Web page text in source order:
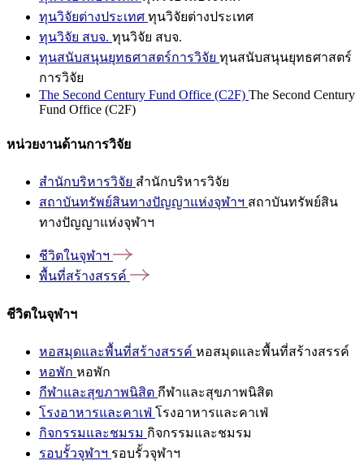
ทุนวิจัยต่างประเทศ ทุนวิจัยต่างประเทศ
ทุนวิจัย สบจ. ทุนวิจัย สบจ.
ทุนสนับสนุนยุทธศาสตร์การวิจัย ทุนสนับสนุนยุทธศาสตร์
การวิจัย
The Second Century Fund Office (C2F) The Second Century
Fund Office (C2F)
หน่วยงานด้านการวิจัย
สำนักบริหารวิจัย สำนักบริหารวิจัย
สถาบันทรัพย์สินทางปัญญาแห่งจุฬาฯ สถาบันทรัพย์สิน
ทางปัญญาแห่งจุฬาฯ
ชีวิตในจุฬาฯ
พื้นที่สร้างสรรค์
ชีวิตในจุฬาฯ
หอสมุดและพื้นที่สร้างสรรค์ หอสมุดและพื้นที่สร้างสรรค์
หอพัก หอพัก
กีฬาและสุขภาพนิสิต กีฬาและสุขภาพนิสิต
โรงอาหารและคาเฟ่ โรงอาหารและคาเฟ่
กิจกรรมและชมรม กิจกรรมและชมรม
รอบรั้วจุฬาฯ รอบรั้วจุฬาฯ